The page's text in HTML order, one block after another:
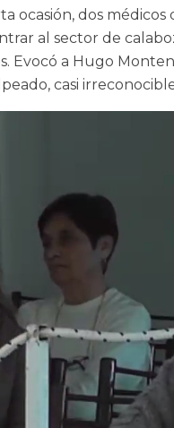
ocasión, dos
al sector de
Evocó a Hugo
casi